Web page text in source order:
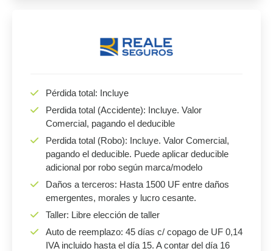
Pérdida total: Incluye
Perdida total (Accidente): Incluye. Valor
Comercial, pagando el deducible
Perdida total (Robo): Incluye. Valor Comercial,
pagando el deducible. Puede aplicar deducible
adicional por robo según marca/modelo
Daños a terceros: Hasta 1500 UF entre daños
emergentes, morales y lucro cesante.
Taller: Libre elección de taller
Auto de reemplazo: 45 días c/ copago de UF 0,14
IVA incluido hasta el día 15. A contar del día 16